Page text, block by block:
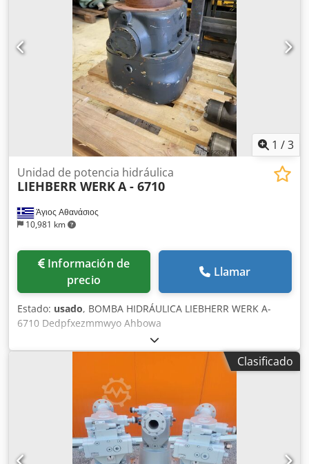
1 /3
Άγιος Αθανάσιος
10,981 km
Unidad de potencia hidráulica
LIEHBERR WERKA - 6710
Información de
precio
Llamar
Estado: usado, BOMBA HIDRÁULICA LIEBHERR WERK A-
6710 Dedpfxezmmwyo Ahbowa
Clasificado